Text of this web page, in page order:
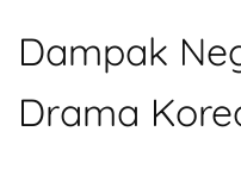
Dampak
Drama